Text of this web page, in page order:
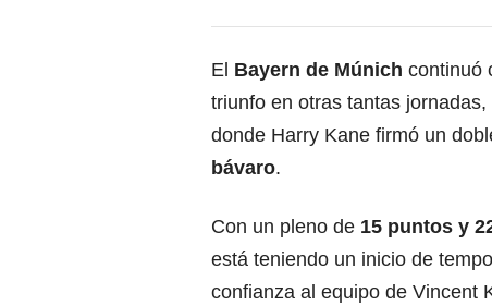
El Bayern de Múnich continuó
triunfo en otras tantas jornadas,
donde Harry Kane firmó un
bávaro.
Con un pleno de 15 puntos y
está teniendo un inicio de
confianza al equipo de Vincent